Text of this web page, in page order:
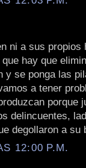
ni a sus propios
hay que
y se ponga las
a tener
porque
delincuentes,
degollaron a su
12:00 P.M.